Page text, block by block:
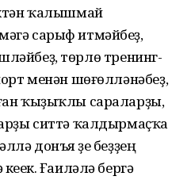
ҡалышмай
сарыф итмәйбеҙ,
эшләйбеҙ, төрлө тренинг-
менән шөғөлләнәбеҙ,
ҡыҙыҡлы сараларҙы,
ситтә ҡалдырмаҫҡа
донъя үҙе беҙҙең
Ғаиләлә бергә